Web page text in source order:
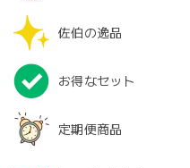
佐伯の逸品
お得なセット
定期便商品